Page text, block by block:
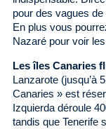
pour des vagues de
En plus vous
Nazaré pour voir
Les îles Canaries
Lanzarote (jusqu’à
Canaries » est
Izquierda déroule
tandis que Tenerife